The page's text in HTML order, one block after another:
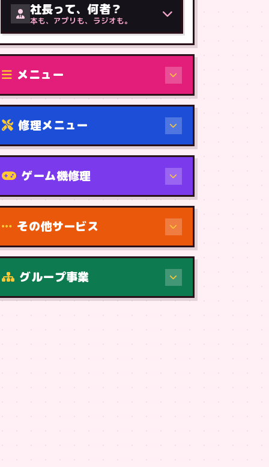
社長って、何者？
本も、アプリも、ラジオも。
メニュー
修理メニュー
機種から
ゲーム機修理
その他サービス
グループ事業